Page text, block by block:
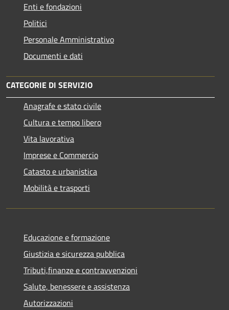
Enti e fondazioni
Politici
Personale Amministrativo
Documenti e dati
CATEGORIE DI SERVIZIO
Anagrafe e stato civile
Cultura e tempo libero
Vita lavorativa
Imprese e Commercio
Catasto e urbanistica
Mobilità e trasporti
Educazione e formazione
Giustizia e sicurezza pubblica
Tributi,finanze e contravvenzioni
Salute, benessere e assistenza
Autorizzazioni